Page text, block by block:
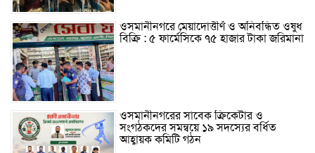
ওসমানীনগরে মেয়াদোত্তীর্ণ ও অনিবন্ধিত ওষুধ
বিক্রি : ৫ ফার্মেসিকে ৭৫ হাজার টাকা জরিমানা
ওসমানীনগরের সাবেক ক্রিকেটার ও
সংগঠকদের সমন্বয়ে ১৯ সদস্যের বর্ধিত
আহ্বায়ক কমিটি গঠন